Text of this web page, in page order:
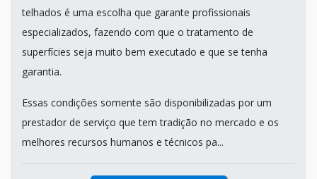
telhados é uma escolha que garante profissionais
especializados, fazendo com que o tratamento de
superfícies seja muito bem executado e que se tenha
garantia.
Essas condições somente são disponibilizadas por um
prestador de serviço que tem tradição no mercado e os
melhores recursos humanos e técnicos pa...